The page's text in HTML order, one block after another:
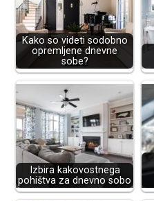
Kako so videti sodobno
opremljene dnevne
sobe?
Izbira kakovostnega
pohištva za dnevno sobo